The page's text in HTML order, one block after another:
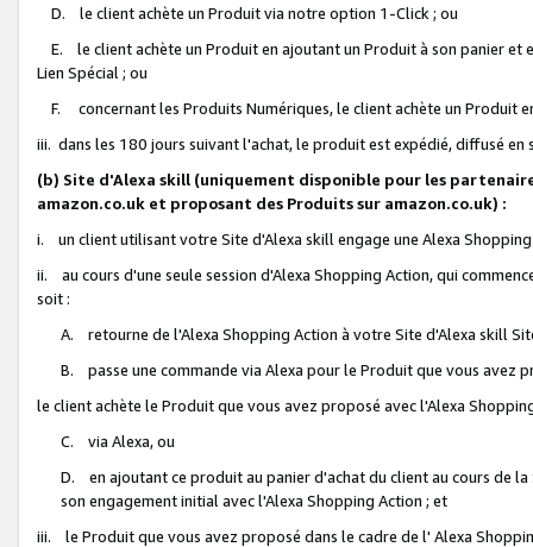
D. le client achète un Produit via notre option 1-Click ; ou
E. le client achète un Produit en ajoutant un Produit à son panier et
Lien Spécial ; ou
F. concernant les Produits Numériques, le client achète un Produit
iii. dans les 180 jours suivant l'achat, le produit est expédié, diffusé
(b) Site d'Alexa skill (uniquement disponible pour les
amazon.co.uk et proposant des Produits sur amazon.co.uk) :
i. un client utilisant votre Site d'Alexa skill engage une Alexa
ii. au cours d'une seule session d'Alexa Shopping Action, qui
soit :
A. retourne de l'Alexa Shopping Action à votre Site d'Alexa skill
B. passe une commande via Alexa pour le Produit que vous avez
le client achète le Produit que vous avez proposé avec l'Alexa
C. via Alexa, ou
D. en ajoutant ce produit au panier d'achat du client au cours de
son engagement initial avec l'Alexa Shopping Action ; et
iii. le Produit que vous avez proposé dans le cadre de l' Alexa